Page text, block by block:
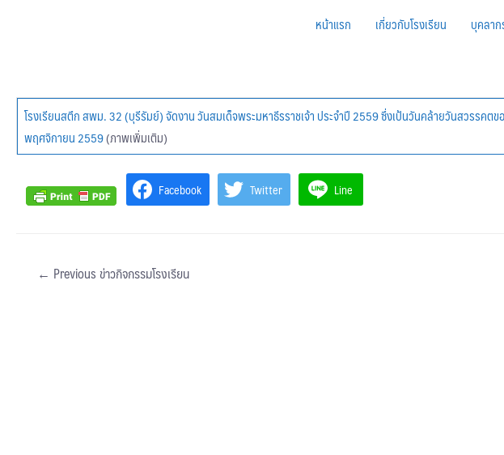
หน้าแรก เกี่ยวกับโรงเรียน บุคลา
โรงเรียนสตึก สพม. 32 (บุรีรัมย์) จัดงาน วันสมเด็จพระมหาธีรราชเจ้า ประจำปี 2559 ซึ่งเป้นวันคล้ายวันสวรรค
พฤศจิกายน 2559(ภาพเพิ่มเติม)
Facebook Twitter Line
← Previous ข่าวกิจกรรมโรงเรียน